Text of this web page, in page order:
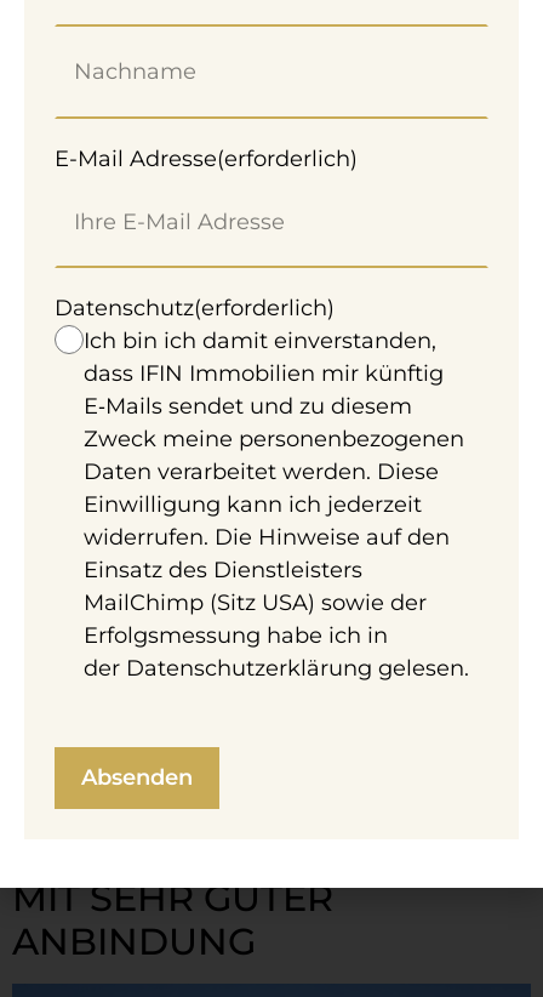
2.944 m² Betriebsbaugrund in Sollenau
zur Miete.
HALLE /​WERKSTATT /​
LAGER – JETZT ANMIETEN
112,76 m² Halle in Ebreichsdorf zur Miete.
Außenstellplatz, etc.
AB 1000M² ZU VERMIETEN!
MIT SEHR GUTER
ANBINDUNG
E-Mail Adresse(erforderlich)
Datenschutz(erforderlich)
Ich bin ich damit einverstanden,
dass IFIN Immobilien mir künftig
E‑Mails sendet und zu diesem
Zweck meine personenbezogenen
Daten verarbeitet werden. Diese
Einwilligung kann ich jederzeit
widerrufen. Die Hinweise auf den
Einsatz des Dienstleisters
MailChimp (Sitz USA) sowie der
Erfolgsmessung habe ich in
der Datenschutzerklärung gelesen.